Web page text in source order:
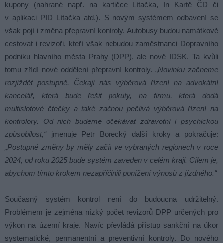
kupony (nahrané např. na kartičce Lítačka, In Kartě ČD či
v aplikaci PID Lítačka atd.). S novým systémem odbavení se
však pojí i změna přepravní kontroly. Autobusy budou namátkově
cestovat i revizoři, kteří však nebudou zaměstnanci Dopravního
podniku hlavního města Prahy (DPP), ale nově IDSK. Ta kvůli
tomu zřídí nové oddělení přepravní kontroly. „Novinku začneme
rozjíždět postupně. Čekají nás výběrová řízení na advokátní
kancelář, která bude řešit pokuty, na firmu, která dodá
multislotové čtečky a také začnou pečlivá výběrová řízení na
kontrolory. Od nich budeme očekávat zdravotní i psychickou
způsobilost,“ jmenuje Petr Borecký další kroky a pokračuje:
„Postupné změny by měly začít ve vybraných regionech v roce
2024, od roku 2025 bude systém zaveden v celém kraji. Cílem je,
abychom tímto krokem nezapříčinili ponížení výnosů z jízdného.“
Současný systém kontrol není do budoucna udržitelný.
Problémem je zejména nízký počet revizorů DPP určených pro
výkon na území kraje. Navíc převládá přístup sankční na úkor
systematické, permanentní a preventivní kontroly. Do nového